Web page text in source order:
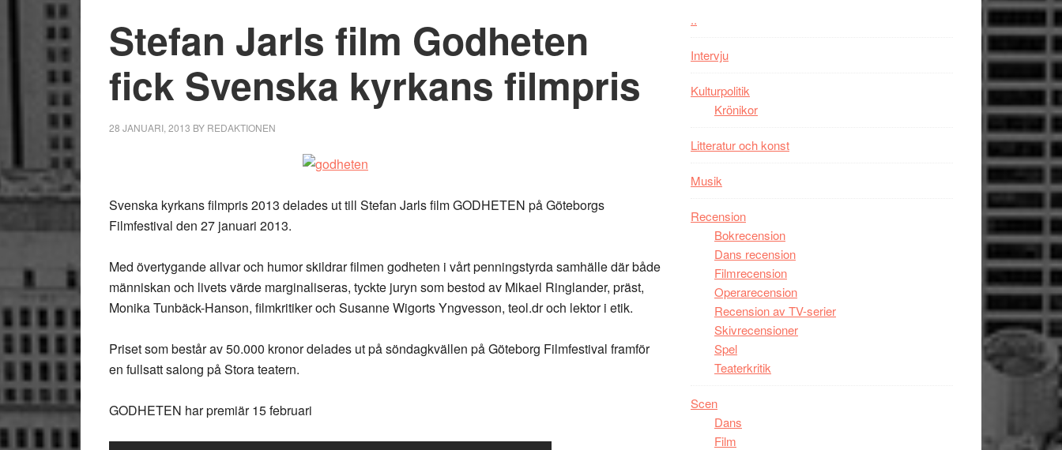
Stefan Jarls film Godheten
fick Svenska kyrkans filmpris
28 JANUARI, 2013 BY REDAKTIONEN
Svenska kyrkans filmpris 2013 delades ut till Stefan Jarls film GODHETEN på Göteborgs
Filmfestival den 27 januari 2013.
Med övertygande allvar och humor skildrar filmen godheten i vårt penningstyrda samhälle där både
människan och livets värde marginaliseras, tyckte juryn som bestod av Mikael Ringlander, präst,
Monika Tunbäck-Hanson, filmkritiker och Susanne Wigorts Yngvesson, teol.dr och lektor i etik.
Priset som består av 50.000 kronor delades ut på söndagkvällen på Göteborg Filmfestival framför
en fullsatt salong på Stora teatern.
GODHETEN har premiär 15 februari
människans
mörker
skådespelare
..
Intervju
Kulturpolitik
Krönikor
Litteratur och konst
Musik
Recension
Bokrecension
Dans recension
Filmrecension
Operarecension
Recension av TV-serier
Skivrecensioner
Spel
Teaterkritik
Scen
Dans
Film